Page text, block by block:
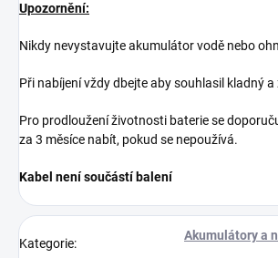
Upozornění:
Nikdy nevystavujte akumulátor vodě nebo
Při nabíjení vždy dbejte aby souhlasil kladný a
Pro prodloužení životnosti baterie se
za 3 měsíce nabít, pokud se nepoužívá.
Kabel není součástí balení
Kategorie:
Akumulátory a